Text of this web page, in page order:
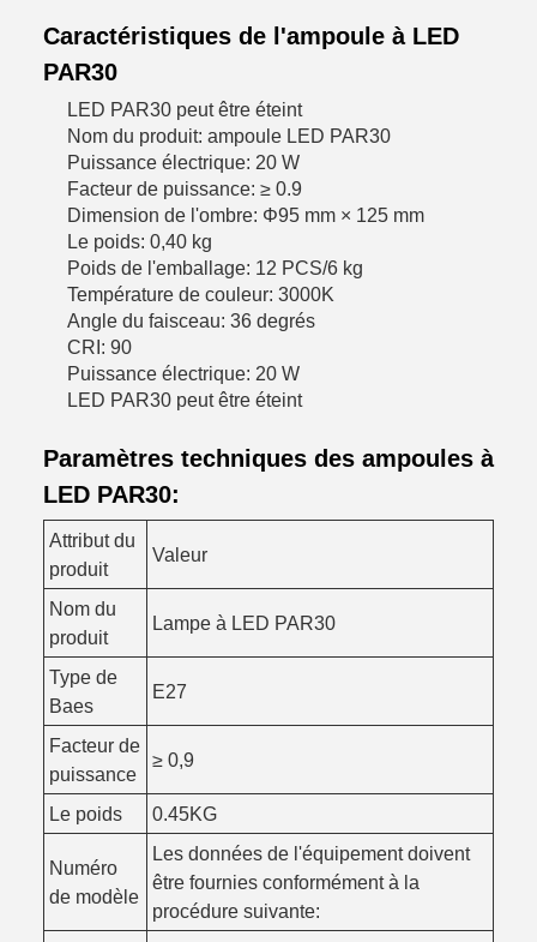
Caractéristiques de l'ampoule à LED
PAR30
LED PAR30 peut être éteint
Nom du produit: ampoule LED PAR30
Puissance électrique: 20 W
Facteur de puissance: ≥ 0.9
Dimension de l'ombre: Φ95 mm × 125 mm
Le poids: 0,40 kg
Poids de l'emballage: 12 PCS/6 kg
Température de couleur: 3000K
Angle du faisceau: 36 degrés
CRI: 90
Puissance électrique: 20 W
LED PAR30 peut être éteint
Paramètres techniques des ampoules à
LED PAR30:
Attribut du
produit
Valeur
Nom du
produit
Lampe à LED PAR30
Type de
Baes
E27
Facteur de
puissance
≥ 0,9
Le poids 0.45KG
Numéro
de modèle
Les données de l'équipement doivent
être fournies conformément à la
procédure suivante: